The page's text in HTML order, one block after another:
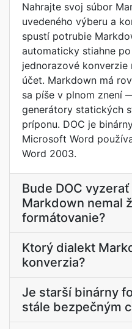
Nahrajte svoj súbor
uvedeného výberu a
spustí potrubie
automaticky stiahne
jednorazové
účet. Markdown má
sa píše v plnom znení
generátory statických
príponu. DOC je
Microsoft Word
Word 2003.
Bude DOC
Markdown nemal
formátovanie?
Ktorý dialekt
konverzia?
Je starší binárny
stále bezpečným